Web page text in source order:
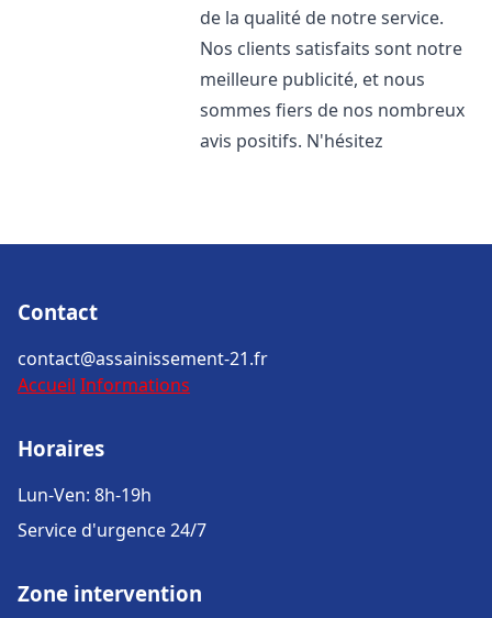
de la qualité de notre service.
Nos clients satisfaits sont notre
meilleure publicité, et nous
sommes fiers de nos nombreux
avis positifs. N'hésitez
Contact
contact@assainissement-21.fr
Accueil Informations
Horaires
Lun-Ven: 8h-19h
Service d'urgence 24/7
Zone intervention